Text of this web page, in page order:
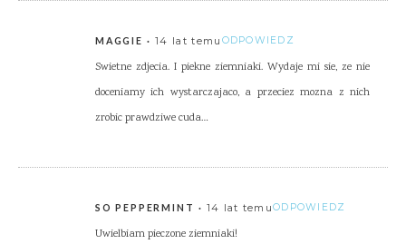
MAGGIE 14 lat temu ODPOWIEDZ
Swietne zdjecia. I piekne ziemniaki. Wydaje mi sie, ze nie
doceniamy ich wystarczajaco, a przeciez mozna z nich
zrobic prawdziwe cuda…
SO PEPPERMINT 14 lat temuODPOWIEDZ
Uwielbiam pieczone ziemniaki!